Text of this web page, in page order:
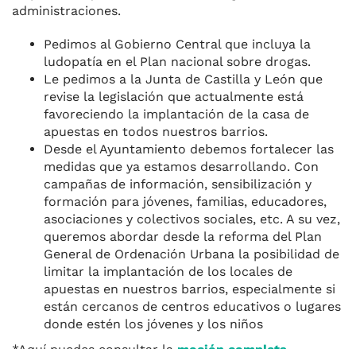
administraciones.
Pedimos al Gobierno Central que incluya la
ludopatía en el Plan nacional sobre drogas.
Le pedimos a la Junta de Castilla y León que
revise la legislación que actualmente está
favoreciendo la implantación de la casa de
apuestas en todos nuestros barrios.
Desde el Ayuntamiento debemos fortalecer las
medidas que ya estamos desarrollando. Con
campañas de información, sensibilización y
formación para jóvenes, familias, educadores,
asociaciones y colectivos sociales, etc. A su vez,
queremos abordar desde la reforma del Plan
General de Ordenación Urbana la posibilidad de
limitar la implantación de los locales de
apuestas en nuestros barrios, especialmente si
están cercanos de centros educativos o lugares
donde estén los jóvenes y los niños